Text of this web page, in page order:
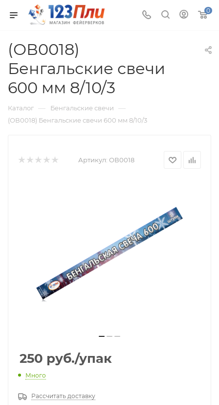
0
(ОВ0018)
Бенгальские свечи
600 мм 8/10/3
Каталог — Бенгальские свечи —
(ОВ0018) Бенгальские свечи 600 мм 8/10/3
Артикул: ОВ0018
250 руб./упак
Много
Рассчитать доставку